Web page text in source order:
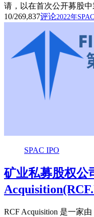
请，以在首次公开募股
10/269,837评论2022年
SPAC IPO
矿业私募股权公
RCF Acquisition 是一家由